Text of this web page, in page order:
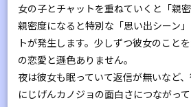
女の子とチャットを重ねていくと「親
親密度になると特別な「思い出シーン
トが発生します。少しずつ彼女のこと
の恋愛と遜色ありません。
夜は彼女も眠っていて返信が無いなど
にじげんカノジョの面白さにつながって